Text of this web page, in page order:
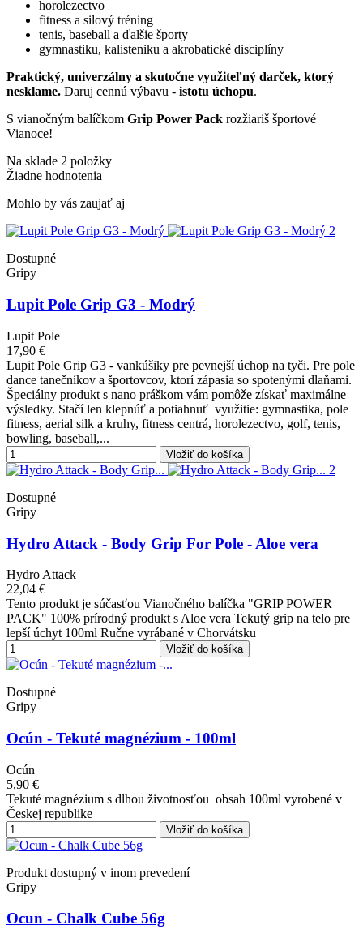
horolezectvo
fitness a silový tréning
tenis, baseball a ďalšie športy
gymnastiku, kalisteniku a akrobatické disciplíny
Praktický, univerzálny a skutočne využiteľný darček, ktorý
nesklame. Daruj cennú výbavu - istotu úchopu.
S vianočným balíčkom Grip Power Pack rozžiariš športové
Vianoce!
Na sklade 2 položky
Žiadne hodnotenia
Mohlo by vás zaujať aj
Dostupné
Gripy
Lupit Pole Grip G3 - Modrý
Lupit Pole
17,90 €
Lupit Pole Grip G3 - vankúšiky pre pevnejší úchop na tyči. Pre pole
dance tanečníkov a športovcov, ktorí zápasia so spotenými dlaňami.
Špeciálny produkt s nano práškom vám pomôže získať maximálne
výsledky. Stačí len klepnúť a potiahnuť využitie: gymnastika, pole
fitness, aerial silk a kruhy, fitness centrá, horolezectvo, golf, tenis,
bowling, baseball,...
Vložiť do košíka
Dostupné
Gripy
Hydro Attack - Body Grip For Pole - Aloe vera
Hydro Attack
22,04 €
Tento produkt je súčasťou Vianočného balíčka "GRIP POWER
PACK" 100% prírodný produkt s Aloe vera Tekutý grip na telo pre
lepší úchyt 100ml Ručne vyrábané v Chorvátsku
Vložiť do košíka
Dostupné
Gripy
Ocún - Tekuté magnézium - 100ml
Ocún
5,90 €
Tekuté magnézium s dlhou životnosťou obsah 100ml vyrobené v
Českej republike
Vložiť do košíka
Produkt dostupný v inom prevedení
Gripy
Ocun - Chalk Cube 56g